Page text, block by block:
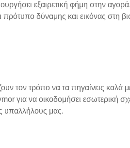
εξαιρετική φήμη στην
πρότυπο δύναμης και εικόνας στη
τον τρόπο να τα πηγαίνεις
για να οικοδομήσει εσωτερική
υπαλλήλους μας.